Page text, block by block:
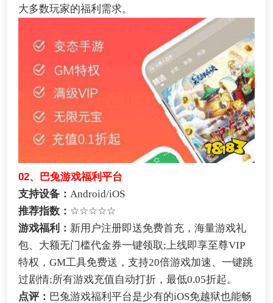
大多数玩家的福利需求。
02、巴兔游戏福利平台
支持设备： Android/iOS
推荐指数： ☆☆☆☆☆
游戏福利： 新用户注册即送免费首充，海量游戏礼
包、大额无门槛代金券一键领取;上线即享至尊VIP
特权，GM工具免费送，支持20倍游戏加速、一键跳
过剧情;所有游戏充值自动打折，最低0.05折起。
点评： 巴兔游戏福利平台是少有的iOS免越狱也能畅